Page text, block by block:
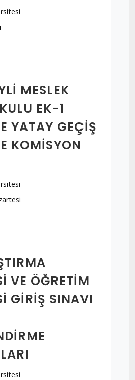
MESLEK
EK-1
YATAY GEÇIŞ
KOMISYON
VE ÖĞRETIM
GIRIŞ SINAVI